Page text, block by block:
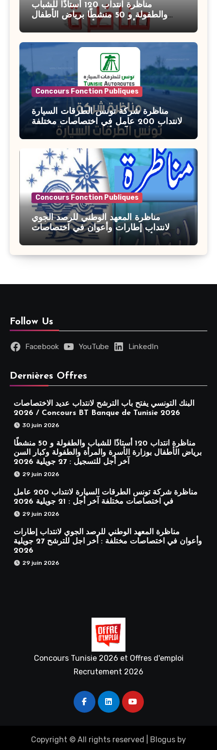
مناظرة انتداب 120 أستاذًا للشباب
والطفولة و 50 منشطًا برياض الأطفال
بوزارة الأسرة والمرأة والطفولة وكبار
Concours Fonction Publiques
مناظرة شركة تونس الطرقات السيارة
لانتداب 200 عامل في اختصاصات مختلفة
آخر أجل : 21 جويلية 2026
Concours Fonction Publiques
مناظرة المعهد الوطني للرصد الجوي
لانتداب إطارات وأعوان في اختصاصات
مختلفة : أخر اجل للترشح 27 جويلية 2026
Follow Us
Facebook YouTube LinkedIn
Dernières Offres
البنك التونسي يفتح باب الترشح لانتداب عديد الاختصاصات
2026 / Concours BT Banque de Tunisie 2026
30 juin 2026
مناظرة انتداب 120 أستاذًا للشباب والطفولة و 50 منشطًا
برياض الأطفال بوزارة الأسرة والمرأة والطفولة وكبار السن
آخر أجل للتسجيل : 27 جويلية 2026
29 juin 2026
مناظرة شركة تونس الطرقات السيارة لانتداب 200 عامل
في اختصاصات مختلفة آخر أجل : 21 جويلية 2026
29 juin 2026
مناظرة المعهد الوطني للرصد الجوي لانتداب إطارات
وأعوان في اختصاصات مختلفة : أخر اجل للترشح 27 جويلية
2026
29 juin 2026
Concours Tunisie 2026 et Offres d'emploi
Recrutement 2026
Copyright © All rights reserved Blogus by